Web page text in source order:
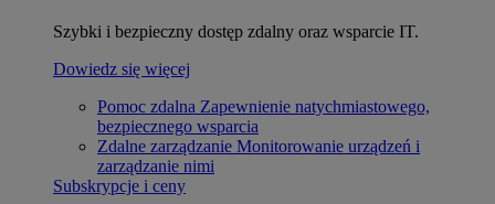
Szybki i bezpieczny dostęp zdalny oraz wsparcie IT.
Dowiedz się więcej
Pomoc zdalna Zapewnienie natychmiastowego,
bezpiecznego wsparcia
Zdalne zarządzanie Monitorowanie urządzeń i
zarządzanie nimi
Subskrypcje i ceny